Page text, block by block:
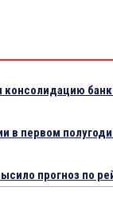
консолидацию
в первом
прогноз по